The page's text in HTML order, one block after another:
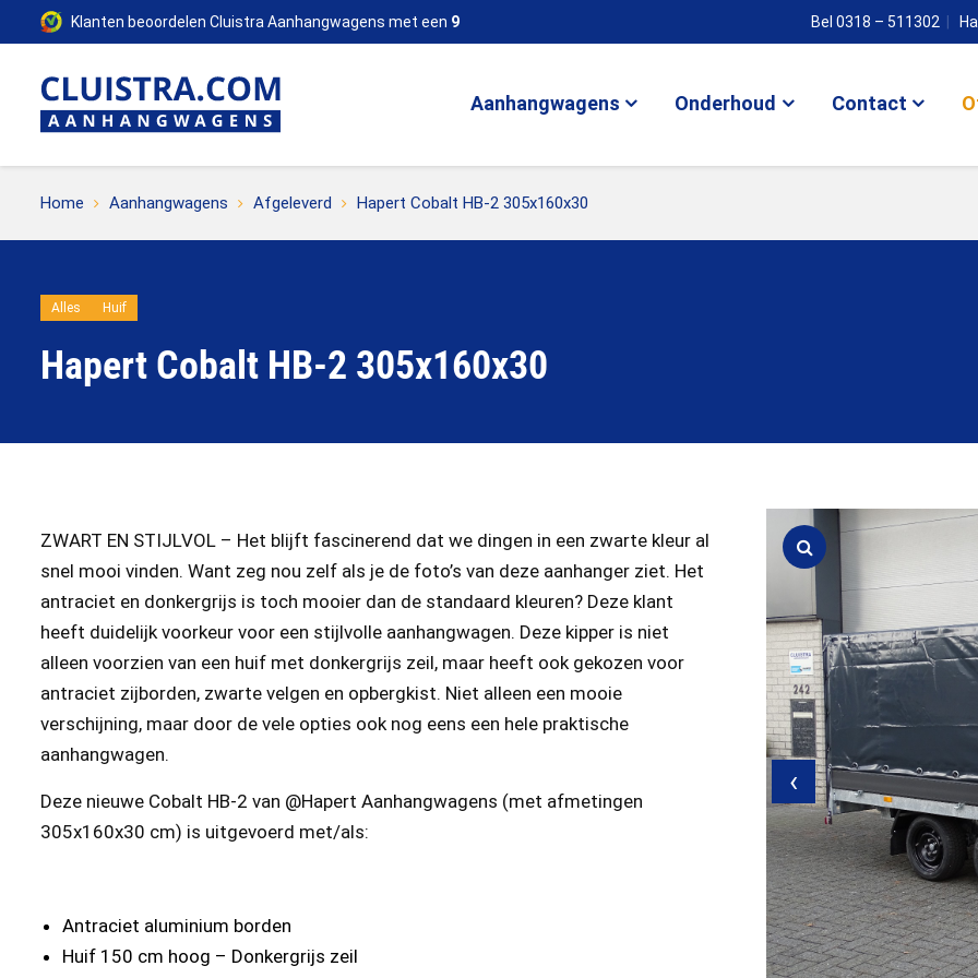
Klanten beoordelen Cluistra Aanhangwagens met een 9 Bel 0318 – 511302
Aanhangwagens Onderhoud Contact
Home Aanhangwagens Afgeleverd Hapert Cobalt HB-2 305x160x30
Alles Huif
Hapert Cobalt HB-2 305x160x30
ZWART EN STIJLVOL – Het blijft fascinerend dat we dingen in een zwarte kleur al
snel mooi vinden. Want zeg nou zelf als je de foto’s van deze aanhanger ziet. Het
antraciet en donkergrijs is toch mooier dan de standaard kleuren? Deze klant
heeft duidelijk voorkeur voor een stijlvolle aanhangwagen. Deze kipper is niet
alleen voorzien van een huif met donkergrijs zeil, maar heeft ook gekozen voor
antraciet zijborden, zwarte velgen en opbergkist. Niet alleen een mooie
verschijning, maar door de vele opties ook nog eens een hele praktische
aanhangwagen.
Deze nieuwe Cobalt HB-2 van @Hapert Aanhangwagens (met afmetingen
305x160x30 cm) is uitgevoerd met/als:
Antraciet aluminium borden
Huif 150 cm hoog – Donkergrijs zeil
‹